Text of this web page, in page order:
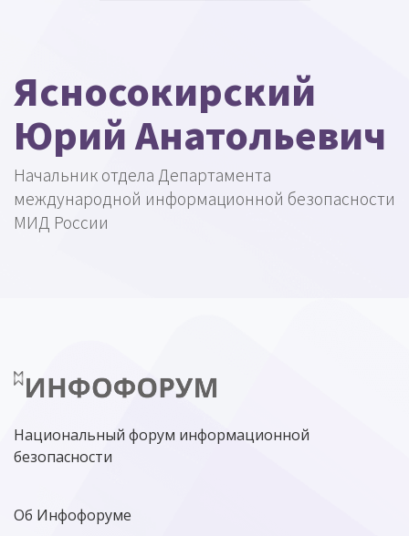
Ясносокирский
Юрий Анатольевич
Начальник отдела Департамента
международной информационной безопасности
МИД России
Национальный форум информационной
безопасности
Об Инфофоруме